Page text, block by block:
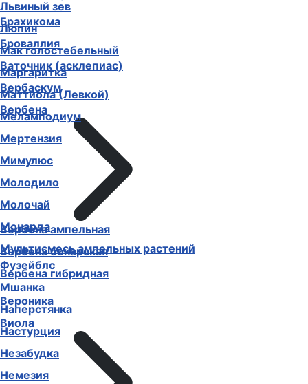
Брахикома
Броваллия
Ваточник (асклепиас)
Вербаскум
Вербена
Вербена ампельная
Вербена бонарская
Вербена гибридная
Вероника
Виола
Львиный зев
Люпин
Мак голостебельный
Маргаритка
Маттиола (Левкой)
Меламподиум
Мертензия
Мимулюс
Молодило
Молочай
Монарда
Мультисмесь ампельных растений
Фузейблс
Мшанка
Наперстянка
Настурция
Незабудка
Немезия